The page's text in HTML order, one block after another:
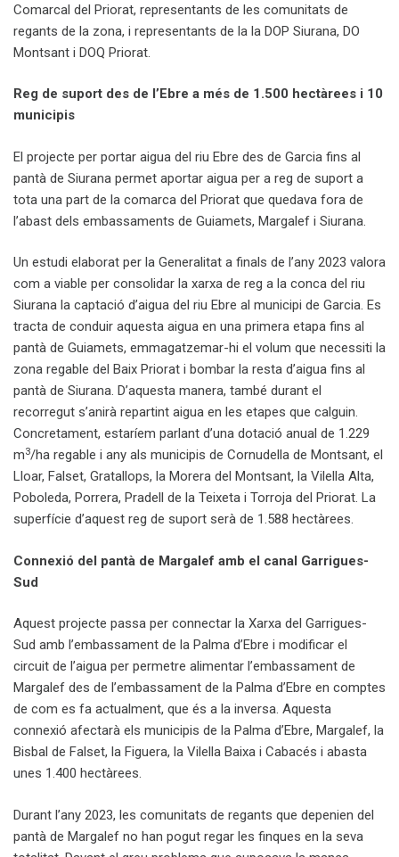
Comarcal del Priorat, representants de les comunitats de
regants de la zona, i representants de la la DOP Siurana, DO
Montsant i DOQ Priorat.
Reg de suport des de l’Ebre a més de 1.500 hectàrees i 10
municipis
El projecte per portar aigua del riu Ebre des de Garcia fins al
pantà de Siurana permet aportar aigua per a reg de suport a
tota una part de la comarca del Priorat que quedava fora de
l’abast dels embassaments de Guiamets, Margalef i Siurana.
Un estudi elaborat per la Generalitat a finals de l’any 2023 valora
com a viable per consolidar la xarxa de reg a la conca del riu
Siurana la captació d’aigua del riu Ebre al municipi de Garcia. Es
tracta de conduir aquesta aigua en una primera etapa fins al
pantà de Guiamets, emmagatzemar-hi el volum que necessiti la
zona regable del Baix Priorat i bombar la resta d’aigua fins al
pantà de Siurana. D’aquesta manera, també durant el
recorregut s’anirà repartint aigua en les etapes que calguin.
Concretament, estaríem parlant d’una dotació anual de 1.229
m3/ha regable i any als municipis de Cornudella de Montsant, el
Lloar, Falset, Gratallops, la Morera del Montsant, la Vilella Alta,
Poboleda, Porrera, Pradell de la Teixeta i Torroja del Priorat. La
superfície d’aquest reg de suport serà de 1.588 hectàrees.
Connexió del pantà de Margalef amb el canal Garrigues-
Sud
Aquest projecte passa per connectar la Xarxa del Garrigues-
Sud amb l’embassament de la Palma d’Ebre i modificar el
circuit de l’aigua per permetre alimentar l’embassament de
Margalef des de l’embassament de la Palma d’Ebre en comptes
de com es fa actualment, que és a la inversa. Aquesta
connexió afectarà els municipis de la Palma d’Ebre, Margalef, la
Bisbal de Falset, la Figuera, la Vilella Baixa i Cabacés i abasta
unes 1.400 hectàrees.
Durant l’any 2023, les comunitats de regants que depenien del
pantà de Margalef no han pogut regar les finques en la seva